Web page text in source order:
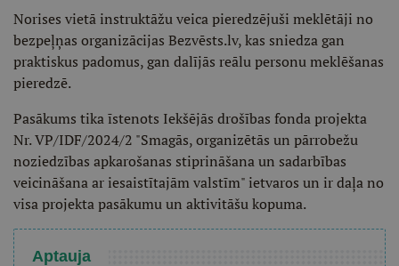
Norises vietā instruktāžu veica pieredzējuši meklētāji no
bezpeļņas organizācijas Bezvēsts.lv, kas sniedza gan
praktiskus padomus, gan dalījās reālu personu meklēšanas
pieredzē.
Pasākums tika īstenots Iekšējās drošības fonda projekta
Nr. VP/IDF/2024/2 "Smagās, organizētās un pārrobežu
noziedzības apkarošanas stiprināšana un sadarbības
veicināšana ar iesaistītajām valstīm" ietvaros un ir daļa no
visa projekta pasākumu un aktivitāšu kopuma.
Aptauja